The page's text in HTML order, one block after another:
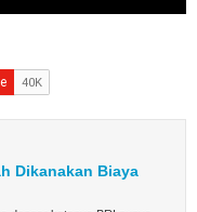
Dikanakan Biaya